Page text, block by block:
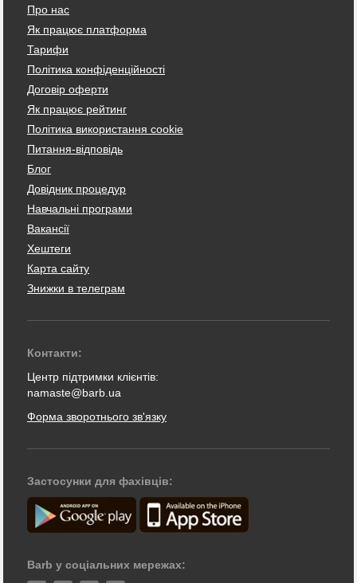
Про нас
Як працює платформа
Тарифи
Політика конфіденційності
Договір оферти
Як працює рейтинг
Політика використання cookie
Питання-відповідь
Блог
Довідник процедур
Навчальні програми
Вакансії
Хештеги
Карта сайту
Знижки в телеграм
Контакти:
Центр підтримки клієнтів:
namaste@barb.ua
Форма зворотнього зв'язку
Застосунки для фахівців:
Barb у соціальних мережах: